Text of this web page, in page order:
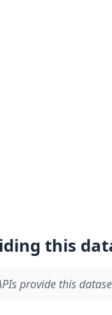
this
provide this